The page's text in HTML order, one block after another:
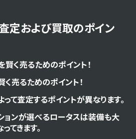
定および買取のポイン
く売るためのポイント！
売るためのポイント！
て査定するポイントが異なります。
ョンが選べるロータスは装備も大
てきます。